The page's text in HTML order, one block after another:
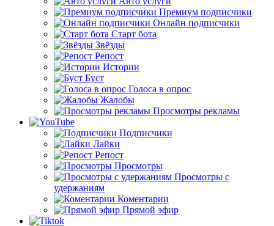
Премиум подписчики
Онлайн подписчики
Старт бота
Звёзды
Репост
Истории
Буст
Голоса в опрос
Жалобы
Просмотры рекламы
Подписчики
Лайки
Репост
Просмотры
Просмотры с
удержаниям
Коментарии
Прямой эфир